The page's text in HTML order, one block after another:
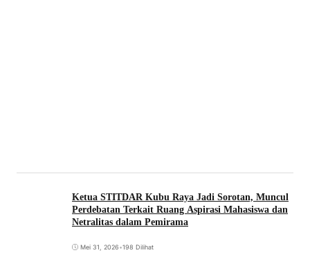
Ketua STITDAR Kubu Raya Jadi Sorotan, Muncul
Perdebatan Terkait Ruang Aspirasi Mahasiswa dan
Netralitas dalam Pemirama
Mei 31, 2026•198 Dilihat